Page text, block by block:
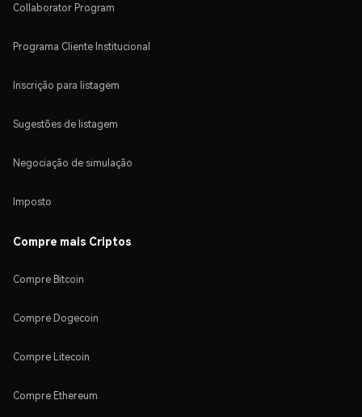
Collaborator Program
Programa Cliente Institucional
Inscrição para listagem
Sugestões de listagem
Negociação de simulação
Imposto
Compre mais Criptos
Compre Bitcoin
Compre Dogecoin
Compre Litecoin
Compre Ethereum